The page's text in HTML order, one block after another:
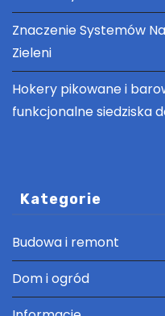
Znaczenie Systemów
Zieleni
Hokery pikowane i
funkcjonalne siedziska
Kategorie
Budowa i remont
Dom i ogród